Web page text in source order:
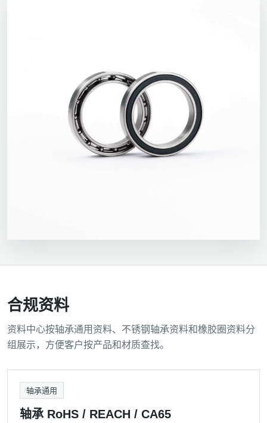
合规资料
资料中心按轴承通用资料、不锈钢轴承资料和橡胶圈资料分
组展示，方便客户按产品和材质查找。
轴承通用
轴承 RoHS / REACH / CA65